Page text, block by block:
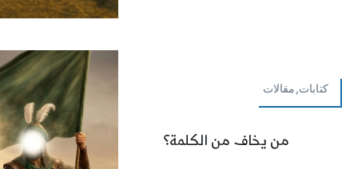
كتابات,مقالات
من يخاف من الكلمة؟